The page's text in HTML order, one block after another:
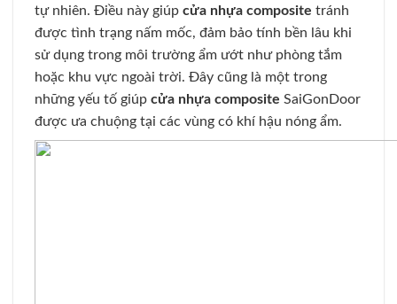
tự nhiên. Điều này giúp cửa nhựa composite tránh
được tình trạng nấm mốc, đảm bảo tính bền lâu khi
sử dụng trong môi trường ẩm ướt như phòng tắm
hoặc khu vực ngoài trời. Đây cũng là một trong
những yếu tố giúp cửa nhựa composite SaiGonDoor
được ưa chuộng tại các vùng có khí hậu nóng ẩm.